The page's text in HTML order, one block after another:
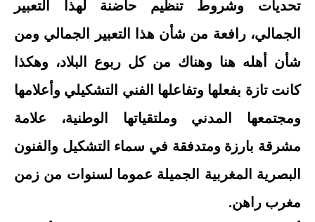
تحديات وشروط تنظيم حاضنة لهذا التعبير
الجمالي، رافعة من شأن هذا التعبير الجمالي ومن
شأن أهله هنا وهناك من كل ربوع البلاد، وهكذا
كانت تازة بفعلها وتفاعلها الفني التشكيلي وأعلامها
ومجتمعها المدني وملتقياتها الوطنية، علامة
مشرقة بارزة ومتدفقة في سماء التشكيل والفنون
البصرية المغربية الجميلة عموما لسنوات من زمن
مغرب راهن.